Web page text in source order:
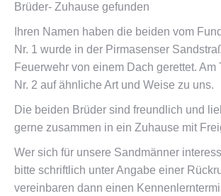
Brüder- Zuhause gefunden
Ihren Namen haben die beiden vom
Nr. 1 wurde in der Pirmasenser
Feuerwehr von einem Dach gerettet. Am
Nr. 2 auf ähnliche Art und Weise zu uns.
Die beiden Brüder sind freundlich und
gerne zusammen in ein Zuhause mit
Wer sich für unsere Sandmänner
bitte schriftlich unter Angabe einer
vereinbaren dann einen